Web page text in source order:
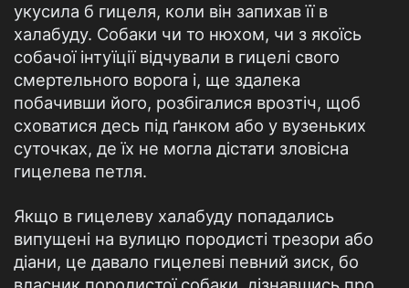
укусила б гицеля, коли він запихав її в
халабуду. Собаки чи то нюхом, чи з якоїсь
собачої інтуїції відчували в гицелі свого
смертельного ворога і, ще здалека
побачивши його, розбігалися врозтіч, щоб
сховатися десь під ґанком або у вузеньких
суточках, де їх не могла дістати зловісна
гицелева петля.
Якщо в гицелеву халабуду попадались
випущені на вулицю породисті трезори або
діани, це давало гицелеві певний зиск, бо